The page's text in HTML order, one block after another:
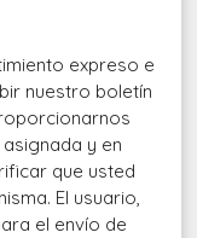
expreso e
nuestro boletín
y en
que usted
El usuario,
el envío de